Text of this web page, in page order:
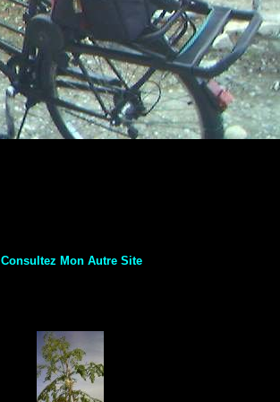
Consultez Mon Autre Site